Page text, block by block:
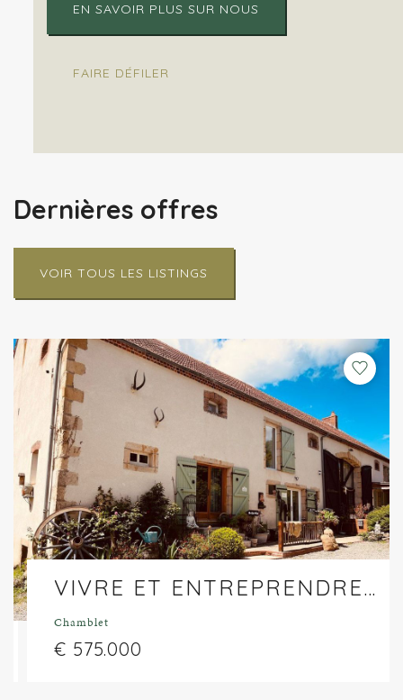
EN SAVOIR PLUS SUR NOUS
FAIRE DÉFILER
Dernières offres
VOIR TOUS LES LISTINGS
VIVRE ET ENTREPRENDRE AU CŒUR DE LA FRANCE – IMPRESSIONNANT DOMAINE AVEC 4 GÎTES !
Chamblet
€ 575.000